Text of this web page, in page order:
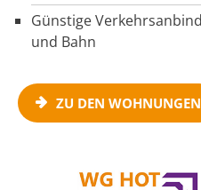
Günstige
und Bahn
ZU DEN WOHNUNGEN